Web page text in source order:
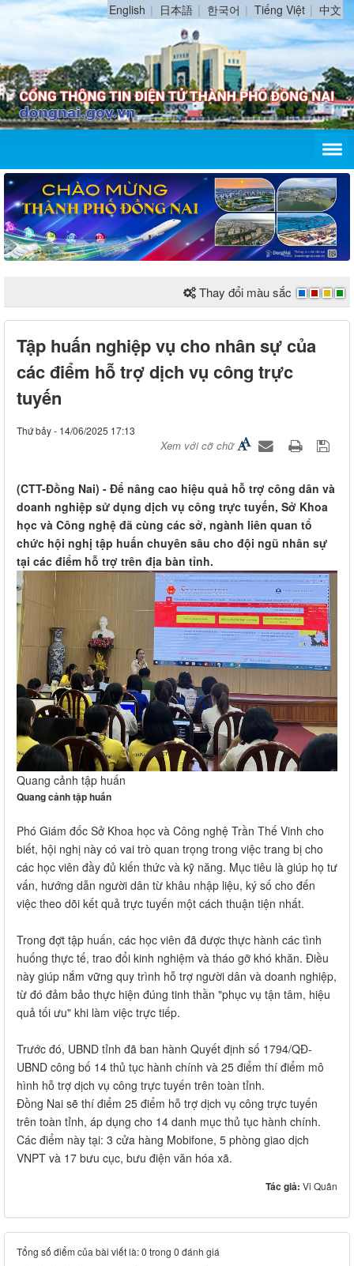
English 日本語 한국어 Tiếng Việt 中文
Thay đổi màu sắc
Tập huấn nghiệp vụ cho nhân sự của
các điểm hỗ trợ dịch vụ công trực
tuyến
Thứ bảy - 14/06/2025 17:13
Xem với cỡ chữ
(CTT-Đồng Nai) - Để nâng cao hiệu quả hỗ trợ công dân và
doanh nghiệp sử dụng dịch vụ công trực tuyến, Sở Khoa
học và Công nghệ đã cùng các sở, ngành liên quan tổ
chức hội nghị tập huấn chuyên sâu cho đội ngũ nhân sự
tại các điểm hỗ trợ trên địa bàn tỉnh.
Quang cảnh tập huấn
Quang cảnh tập huấn
Phó Giám đốc Sở Khoa học và Công nghệ Trần Thế Vinh cho
biết, hội nghị này có vai trò quan trọng trong việc trang bị cho
các học viên đầy đủ kiến thức và kỹ năng. Mục tiêu là giúp họ tư
vấn, hướng dẫn người dân từ khâu nhập liệu, ký số cho đến
việc theo dõi kết quả trực tuyến một cách thuận tiện nhất.
Trong đợt tập huấn, các học viên đã được thực hành các tình
huống thực tế, trao đổi kinh nghiệm và tháo gỡ khó khăn. Điều
này giúp nắm vững quy trình hỗ trợ người dân và doanh nghiệp,
từ đó đảm bảo thực hiện đúng tinh thần "phục vụ tận tâm, hiệu
quả tối ưu" khi làm việc trực tiếp.
Trước đó, UBND tỉnh đã ban hành Quyết định số 1794/QĐ-
UBND công bố 14 thủ tục hành chính và 25 điểm thí điểm mô
hình hỗ trợ dịch vụ công trực tuyến trên toàn tỉnh.
Đồng Nai sẽ thí điểm 25 điểm hỗ trợ dịch vụ công trực tuyến
trên toàn tỉnh, áp dụng cho 14 danh mục thủ tục hành chính.
Các điểm này tại: 3 cửa hàng Mobifone, 5 phòng giao dịch
VNPT và 17 bưu cục, bưu điện văn hóa xã.
Tác giả: Vi Quân
Tổng số điểm của bài viết là: 0 trong 0 đánh giá